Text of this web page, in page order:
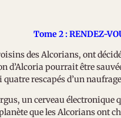
Tome 2 : RENDEZ-
des Alcorians, ont
d’Alcoria pourrait être
rescapés d’un
un cerveau électronique
que les Alcorians ont